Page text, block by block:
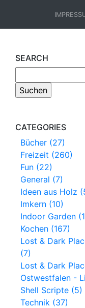
SEARCH
CATEGORIES
Bücher (27)
Freizeit (260)
Fun (22)
General (7)
Ideen aus Holz
Imkern (10)
Indoor Garden
Kochen (167)
Lost & Dark
(7)
Lost & Dark
Ostwestfalen -
Shell Scripte (5)
Technik (37)